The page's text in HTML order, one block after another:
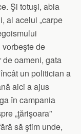
Şi totuşi, abia
al acelui „carpe
de
de oameni, gata
un politician a
aici a ajus
în campania
„ţărişoara”
să ştim unde,